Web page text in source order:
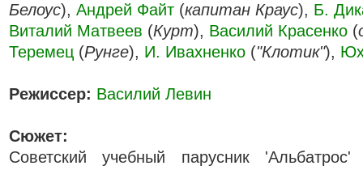
Белоус), Андрей Файт (капитан Краус), Б.
Виталий Матвеев (Курт), Василий Красенко (
Теремец (Рунге), И. Ивахненко ("Клотик"),
Режиссер: Василий Левин
Сюжет:
Советский учебный парусник